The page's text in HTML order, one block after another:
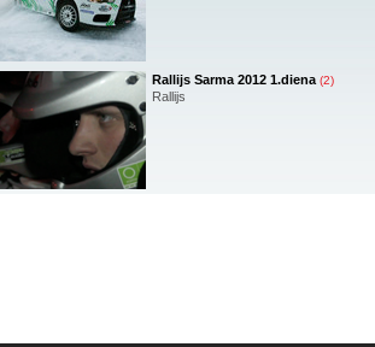
Rallijs Sarma 2012 1.diena (2)
Rallijs